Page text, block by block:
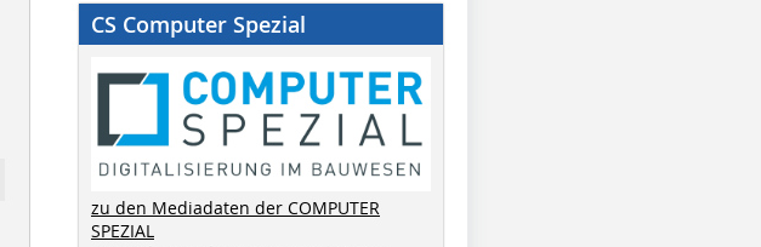
CS Computer Spezial
zu den Mediadaten der COMPUTER
SPEZIAL